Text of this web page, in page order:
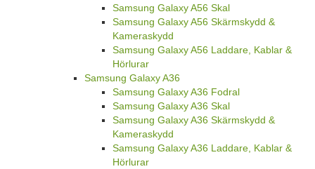
Samsung Galaxy A56 Skal
Samsung Galaxy A56 Skärmskydd &
Kameraskydd
Samsung Galaxy A56 Laddare, Kablar &
Hörlurar
Samsung Galaxy A36
Samsung Galaxy A36 Fodral
Samsung Galaxy A36 Skal
Samsung Galaxy A36 Skärmskydd &
Kameraskydd
Samsung Galaxy A36 Laddare, Kablar &
Hörlurar